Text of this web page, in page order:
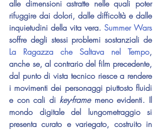
alle dimensioni astratte nelle quali poter
rifuggire dai dolori, dalle difficoltà e dalle
inquietudini della vita vera. Summer Wars
soffre degli stessi problemi sostanziali de
La Ragazza che Saltava nel Tempo,
anche se, al contrario del film precedente,
dal punto di vista tecnico riesce a rendere
i movimenti dei personaggi piuttosto fluidi
e con cali di key-frame meno evidenti. Il
mondo digitale del lungometraggio si
presenta curato e variegato, costruito in